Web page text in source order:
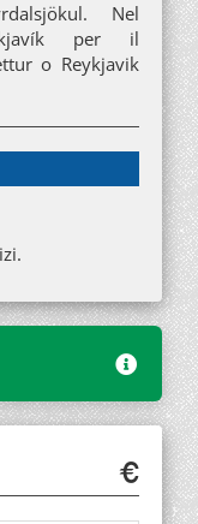
Nel
per il
o Reykjavik